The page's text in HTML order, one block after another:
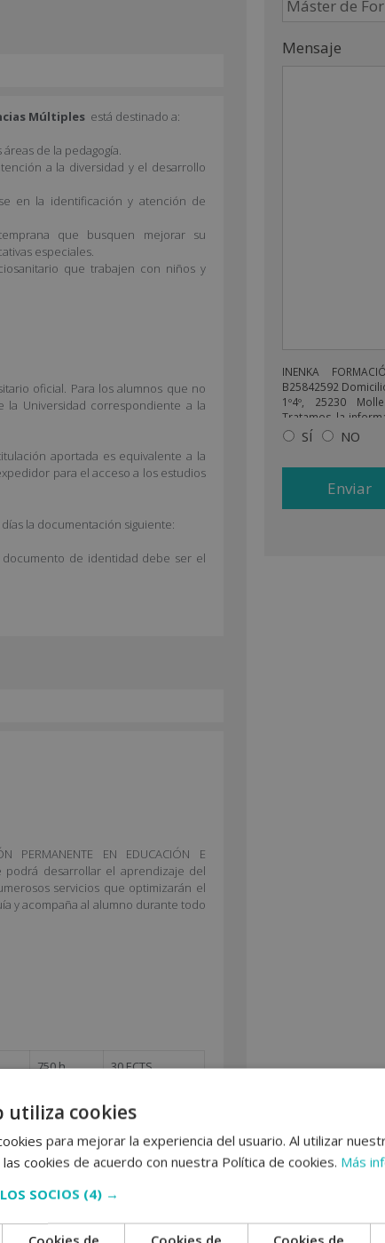
Múltiples está destinado a:
de la pedagogía.
a la diversidad y el desarrollo
en la identificación y atención de
que busquen mejorar su
especiales.
que trabajen con niños y
oficial. Para los alumnos que no
Universidad correspondiente a la
aportada es equivalente a la
para el acceso a los estudios
la documentación siguiente:
de identidad debe ser el
EN EDUCACIÓN E
podrá desarrollar el aprendizaje del
servicios que optimizarán el
y acompaña al alumno durante todo
750 h.
30 ECTS
Mensaje
INENKA
B25842592
1º4º, 25230
Tratamos la
enviarle correos
relacionado con
identificándose
SÍ NO
utiliza cookies
para mejorar la experiencia del usuario. Al utilizar
cookies de acuerdo con nuestra Política de cookies. Más
SOCIOS (4) →